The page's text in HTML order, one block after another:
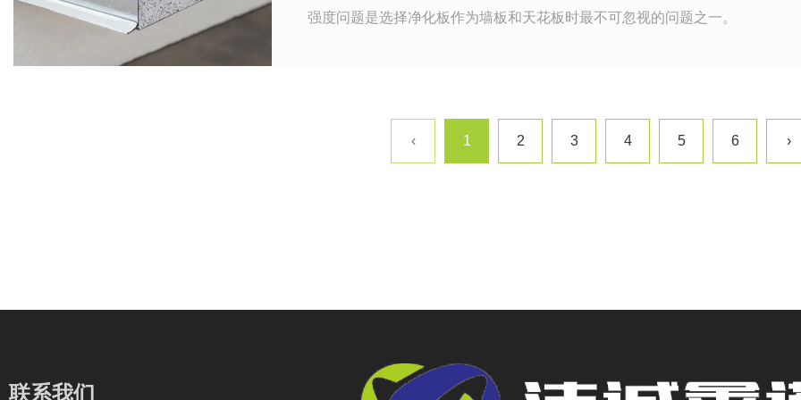
强度问题是选择净化板作为墙板和天花板时最不可忽视的问题之一。
‹ 1 2 3 4 5 6 ›
高空间的清洁度，还可以保证其功能性和安全性。今天
2026-06-17
联系我们